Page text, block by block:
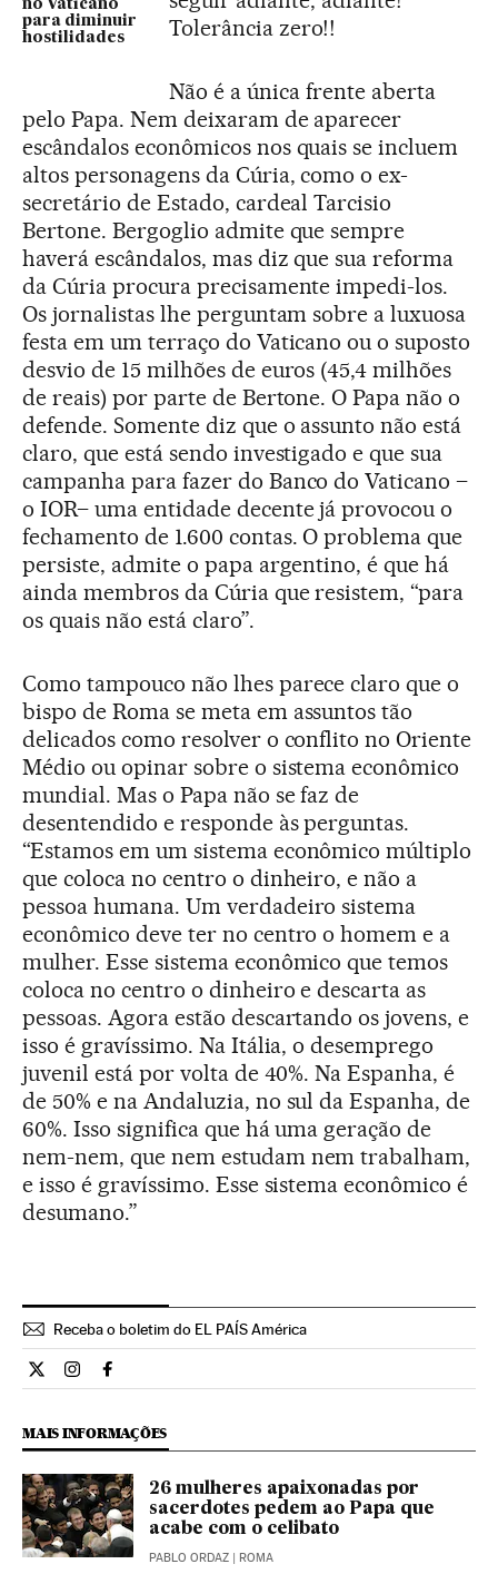
no Vaticano
para diminuir
hostilidades
Tolerância zero!!
Não é a única frente aberta
pelo Papa. Nem deixaram de aparecer
escândalos econômicos nos quais se incluem
altos personagens da Cúria, como o ex-
secretário de Estado, cardeal Tarcisio
Bertone. Bergoglio admite que sempre
haverá escândalos, mas diz que sua reforma
da Cúria procura precisamente impedi-los.
Os jornalistas lhe perguntam sobre a luxuosa
festa em um terraço do Vaticano ou o suposto
desvio de 15 milhões de euros (45,4 milhões
de reais) por parte de Bertone. O Papa não o
defende. Somente diz que o assunto não está
claro, que está sendo investigado e que sua
campanha para fazer do Banco do Vaticano –
o IOR– uma entidade decente já provocou o
fechamento de 1.600 contas. O problema que
persiste, admite o papa argentino, é que há
ainda membros da Cúria que resistem, “para
os quais não está claro”.
Como tampouco não lhes parece claro que o
bispo de Roma se meta em assuntos tão
delicados como resolver o conflito no Oriente
Médio ou opinar sobre o sistema econômico
mundial. Mas o Papa não se faz de
desentendido e responde às perguntas.
“Estamos em um sistema econômico múltiplo
que coloca no centro o dinheiro, e não a
pessoa humana. Um verdadeiro sistema
econômico deve ter no centro o homem e a
mulher. Esse sistema econômico que temos
coloca no centro o dinheiro e descarta as
pessoas. Agora estão descartando os jovens, e
isso é gravíssimo. Na Itália, o desemprego
juvenil está por volta de 40%. Na Espanha, é
de 50% e na Andaluzia, no sul da Espanha, de
60%. Isso significa que há uma geração de
nem-nem, que nem estudam nem trabalham,
e isso é gravíssimo. Esse sistema econômico é
desumano.”
Receba o boletim do EL PAÍS América
Internacional El País Brasil en Twitter
Internacional El País Brasil en Instagram
Internacional El País Brasil en Facebook
MAIS INFORMAÇÕES
26 mulheres apaixonadas por
sacerdotes pedem ao Papa que
acabe com o celibato
PABLO ORDAZ | ROMA